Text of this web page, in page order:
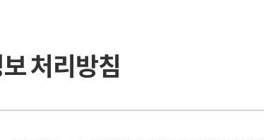
처리방침